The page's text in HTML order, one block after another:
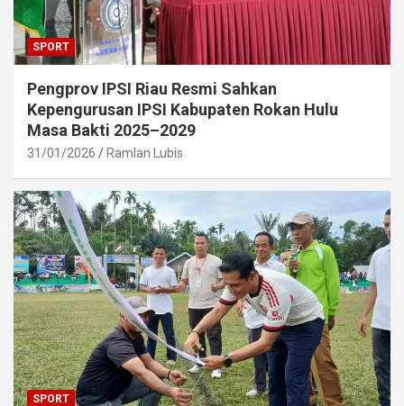
SPORT
Pengprov IPSI Riau Resmi Sahkan
Kepengurusan IPSI Kabupaten Rokan Hulu
Masa Bakti 2025–2029
31/01/2026 Ramlan Lubis
SPORT